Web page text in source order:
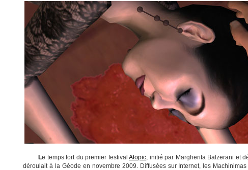
Le temps fort du premier festivalAtopic, initié par Margherita Balzerani et
déroulait à la Géode en novembre 2009. Diffusées sur Internet, les